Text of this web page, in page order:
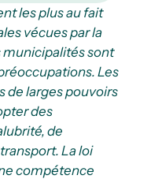
les plus au fait
vécues par la
municipalités sont
Les
de larges pouvoirs
des
de
La loi
compétence